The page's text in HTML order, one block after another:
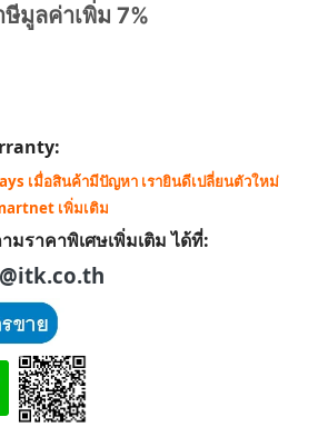
มูลค่าเพิ่ม 7%
เมื่อสินค้ามีปัญหา เรายินดีเปลี่ยนตัวใหม่
เพิ่มเติม
มราคาพิเศษเพิ่มเติม ได้ที่:
@itk.co.th